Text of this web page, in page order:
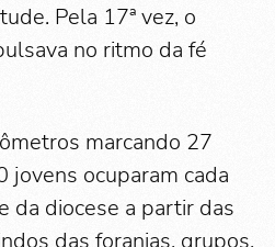
Pela 17ª vez, o
no ritmo da fé
marcando 27
jovens ocuparam cada
da diocese a partir das
das foranias, grupos,